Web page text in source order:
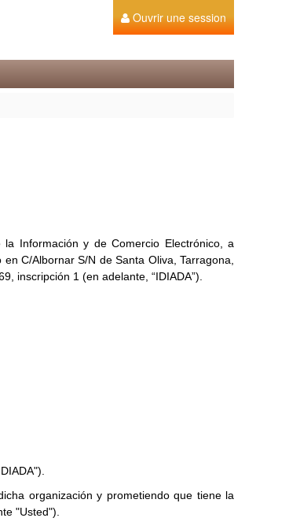
Ouvrir une session
Información y de Comercio Electrónico, a
en C/Albornar S/N de Santa Oliva, Tarragona,
inscripción 1 (en adelante, “IDIADA”).
organización y prometiendo que tiene la
"Usted").